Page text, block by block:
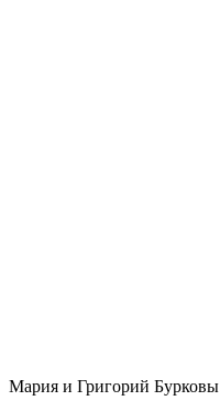
Мария и Григорий Бурковы